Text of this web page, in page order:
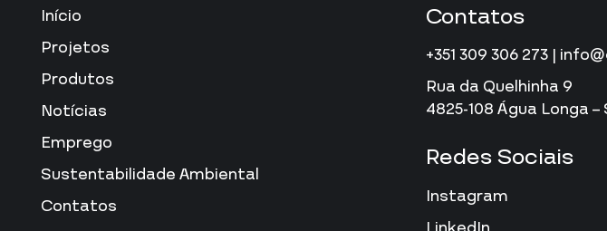
Início
Projetos
Produtos
Notícias
Emprego
Sustentabilidade Ambiental
Contatos
Contatos
+351 309 306 273 |
Rua da Quelhinha 9
4825-108 Água Longa
Redes Sociais
Instagram